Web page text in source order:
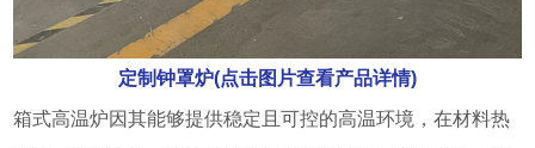
定制钟罩炉(点击图片查看产品详情)
箱式高温炉因其能够提供稳定且可控的高温环境，在材料热